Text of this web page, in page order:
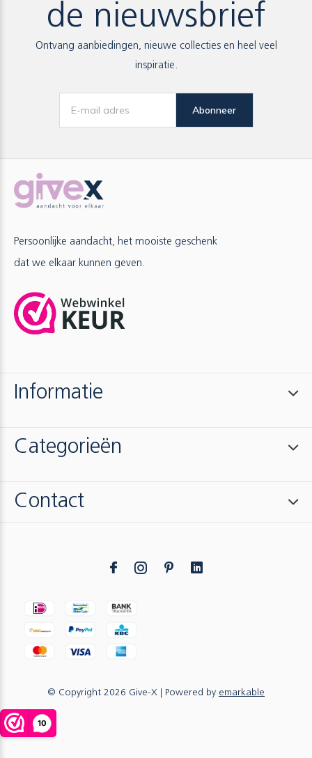
de nieuwsbrief
Ontvang aanbiedingen, nieuwe collecties en heel veel
inspiratie.
Abonneer
Persoonlijke aandacht, het mooiste geschenk
dat we elkaar kunnen geven.
Informatie
Categorieën
Contact
© Copyright 2026 Give-X | Powered by emarkable